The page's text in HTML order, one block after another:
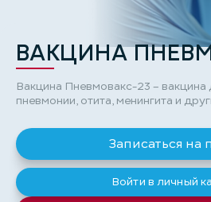
ВАКЦИНА
Вакцина Пневмовакс-23 –
пневмонии, отита, менингита и
Записаться на
Войти в личный